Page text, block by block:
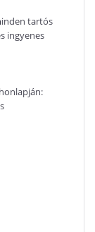
tartós
ingyenes